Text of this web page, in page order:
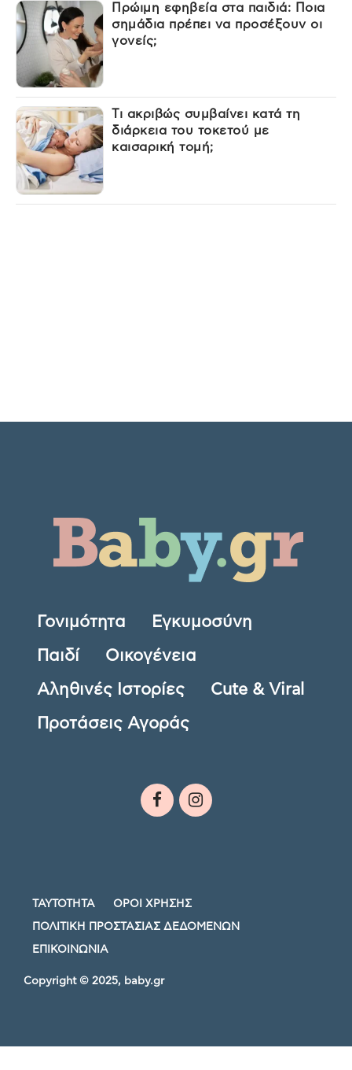
Πρώιμη εφηβεία στα παιδιά: Ποια
σημάδια πρέπει να προσέξουν οι
γονείς;
Τι ακριβώς συμβαίνει κατά τη
διάρκεια του τοκετού με
καισαρική τομή;
Γονιμότητα Εγκυμοσύνη
Παιδί Οικογένεια
Αληθινές Ιστορίες Cute & Viral
Προτάσεις Αγοράς
ΤΑΥΤΟΤΗΤΑ ΟΡΟΙ ΧΡΗΣΗΣ
ΠΟΛΙΤΙΚΗ ΠΡΟΣΤΑΣΙΑΣ ΔΕΔΟΜΕΝΩΝ
ΕΠΙΚΟΙΝΩΝΙΑ
Copyright © 2025, baby.gr